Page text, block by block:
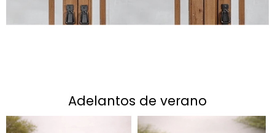
adelantos de verano